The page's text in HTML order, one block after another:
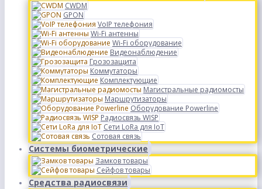
CWDM
GPON
VoIP телефония
Wi-Fi антенны
Wi-Fi оборудование
Видеонаблюдение
Грозозащита
Коммутаторы
Комплектующие
Магистральные радиомосты
Маршрутизаторы
Оборудование Powerline
Радиосвязь WISP
Сети LoRa для IoT
Сотовая связь
Системы биометрические
Замков товары
Сейфов товары
Средства радиосвязи